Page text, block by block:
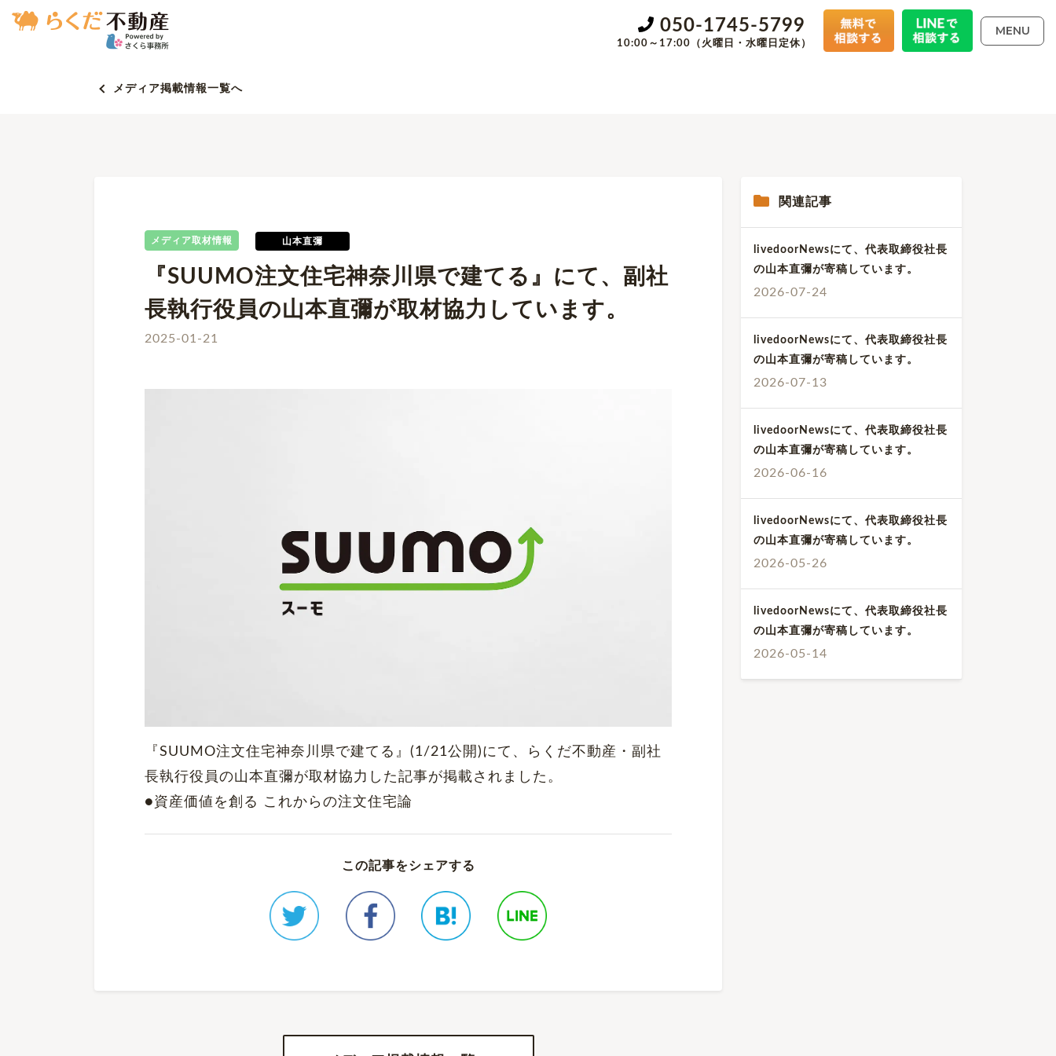
050-1745-5799
10:00～17:00（火曜日・水曜日定休）
MENU
メディア掲載情報一覧へ
メディア取材情報 山本直彌
『SUUMO注文住宅神奈川県で建てる』にて、副社
長執行役員の山本直彌が取材協力しています。
2025-01-21
『SUUMO注文住宅神奈川県で建てる』(1/21公開)にて、らくだ不動産・副社
長執行役員の山本直彌が取材協力した記事が掲載されました。
●資産価値を創る これからの注文住宅論
この記事をシェアする
関連記事
livedoorNewsにて、代表取締役社長
の山本直彌が寄稿しています。
2026-07-24
livedoorNewsにて、代表取締役社長
の山本直彌が寄稿しています。
2026-07-13
livedoorNewsにて、代表取締役社長
の山本直彌が寄稿しています。
2026-06-16
livedoorNewsにて、代表取締役社長
の山本直彌が寄稿しています。
2026-05-26
livedoorNewsにて、代表取締役社長
の山本直彌が寄稿しています。
2026-05-14